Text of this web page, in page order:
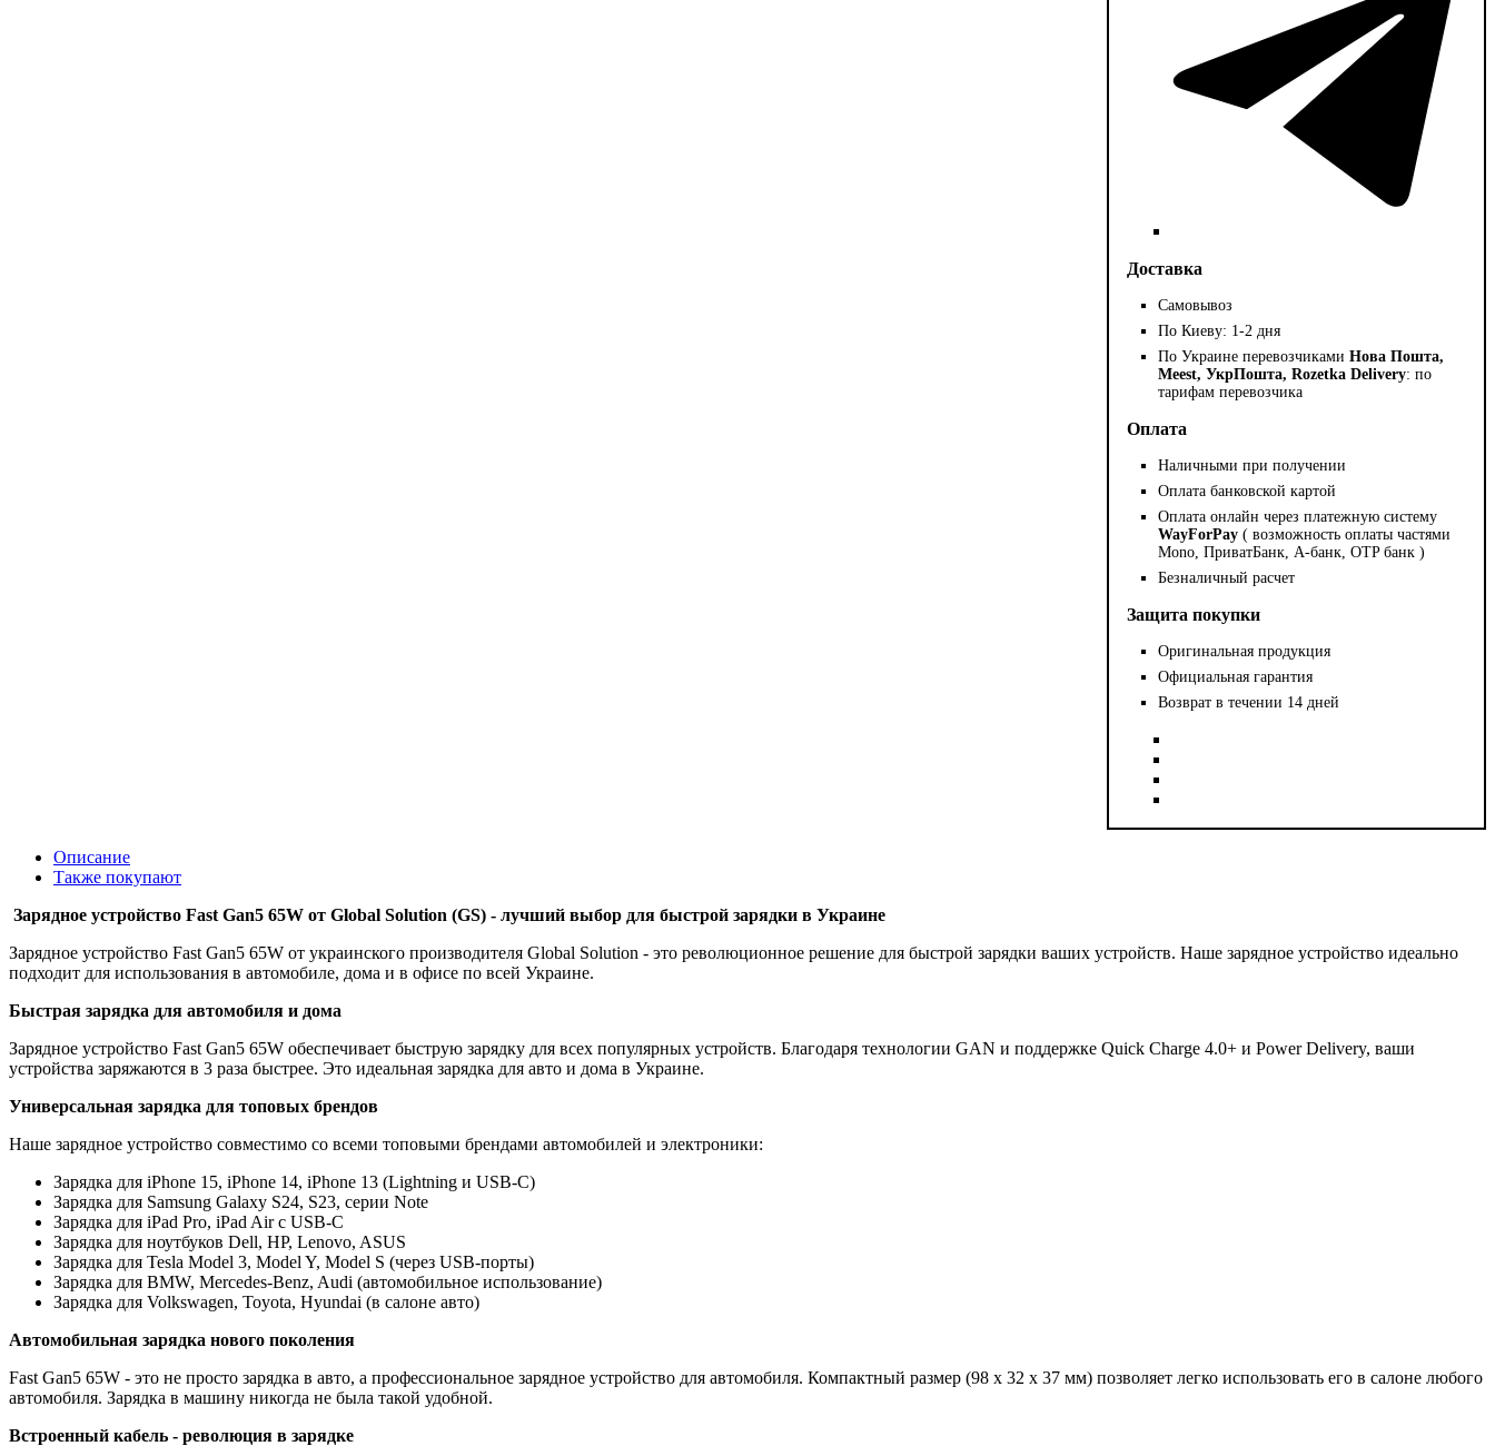
Доставка
Самовывоз
По Киеву: 1-2 дня
По Украине перевозчикамиНова Пошта,
Meest, УкрПошта, Rozetka Delivery: по
тарифам перевозчика
Оплата
Наличными при получении
Оплата банковской картой
Оплата онлайн через платежную систему
WayForPay( возможность оплаты частями
Mono, ПриватБанк, А-банк, OTP банк )
Безналичный расчет
Защита покупки
Оригинальная продукция
Официальная гарантия
Возврат в течении 14 дней
Описание
Также покупают
Зарядное устройство Fast Gan5 65W от Global Solution (GS) - лучший выбор для быстрой зарядки в Украине
Зарядное устройство Fast Gan5 65W от украинского производителя Global Solution - это революционное решение для быстрой зарядки ваших устройств. Наше зарядное устройство идеально
подходит для использования в автомобиле, дома и в офисе по всей Украине.
Быстрая зарядка для автомобиля и дома
Зарядное устройство Fast Gan5 65W обеспечивает быструю зарядку для всех популярных устройств. Благодаря технологии GAN и поддержке Quick Charge 4.0+ и Power Delivery, ваши
устройства заряжаются в 3 раза быстрее. Это идеальная зарядка для авто и дома в Украине.
Универсальная зарядка для топовых брендов
Наше зарядное устройство совместимо со всеми топовыми брендами автомобилей и электроники:
Зарядка для iPhone 15, iPhone 14, iPhone 13 (Lightning и USB-C)
Зарядка для Samsung Galaxy S24, S23, серии Note
Зарядка для iPad Pro, iPad Air с USB-C
Зарядка для ноутбуков Dell, HP, Lenovo, ASUS
Зарядка для Tesla Model 3, Model Y, Model S (через USB-порты)
Зарядка для BMW, Mercedes-Benz, Audi (автомобильное использование)
Зарядка для Volkswagen, Toyota, Hyundai (в салоне авто)
Автомобильная зарядка нового поколения
Fast Gan5 65W - это не просто зарядка в авто, а профессиональное зарядное устройство для автомобиля. Компактный размер (98 x 32 x 37 мм) позволяет легко использовать его в салоне любого
автомобиля. Зарядка в машину никогда не была такой удобной.
Встроенный кабель - революция в зарядке